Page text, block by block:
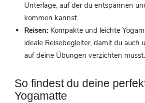
Unterlage, auf der du entspannen
kommen kannst.
Reisen: Kompakte und leichte
ideale Reisebegleiter, damit du auch
auf deine Übungen verzichten musst.
So findest du deine
Yogamatte